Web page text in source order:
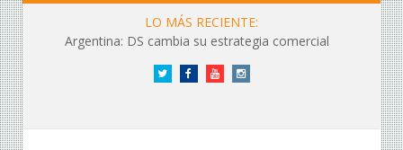
LO MÁS RECIENTE:
Argentina: DS cambia su estrategia comercial
Twitter FacebookYouTubeInstagram